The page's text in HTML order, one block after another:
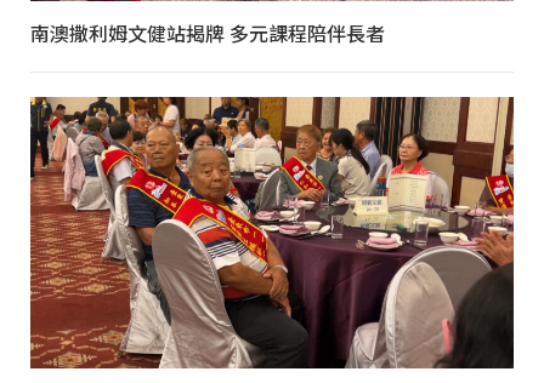
南澳撒利姆文健站揭牌 多元課程陪伴長者